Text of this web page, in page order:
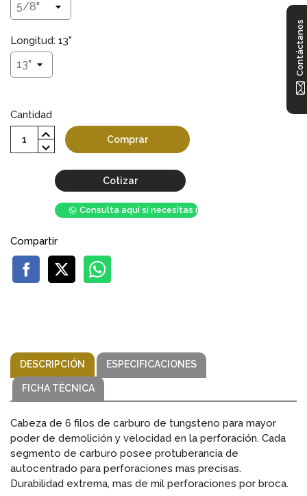
Longitud: 13"
Cantidad
Comprar
Cotizar
Consulta aquí si necesitas mayor stock
Compartir
DESCRIPCIÓN ESPECIFICACIONES
FICHA TÉCNICA
Cabeza de 6 filos de carburo de tungsteno para mayor
poder de demolición y velocidad en la perforación. Cada
segmento de carburo posee protuberancia de
autocentrado para perforaciones mas precisas.
Durabilidad extrema, mas de mil perforaciones por broca.
Contáctanos